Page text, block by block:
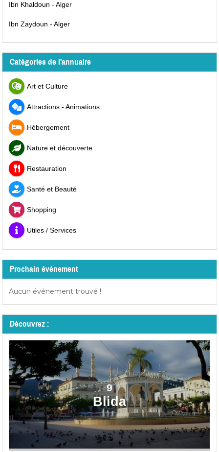
Ibn Khaldoun - Alger
Ibn Zaydoun - Alger
Catégories de l'annuaire
Art et Culture
Attractions - Animations
Hébergement
Nature et découverte
Restauration
Santé et Beauté
Shopping
Utiles / Services
Prochain événement
Aucun événement trouvé !
Découvrez :
9
Blida